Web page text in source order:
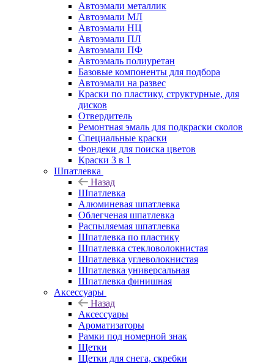
Автоэмали металлик
Автоэмали МЛ
Автоэмали НЦ
Автоэмали ПЛ
Автоэмали ПФ
Автоэмаль полиуретан
Базовые компоненты для подбора
Автоэмали на развес
Краски по пластику, структурные, для
дисков
Отвердитель
Ремонтная эмаль для подкраски сколов
Специальные краски
Фондеки для поиска цветов
Краски 3 в 1
Шпатлевка
Назад
Шпатлевка
Алюминевая шпатлевка
Облегченая шпатлевка
Распыляемая шпатлевка
Шпатлевка по пластику
Шпатлевка стекловолокнистая
Шпатлевка углеволокнистая
Шпатлевка универсальная
Шпатлевка финишная
Аксессуары
Назад
Аксессуары
Ароматизаторы
Рамки под номерной знак
Щетки
Щетки для снега, скребки